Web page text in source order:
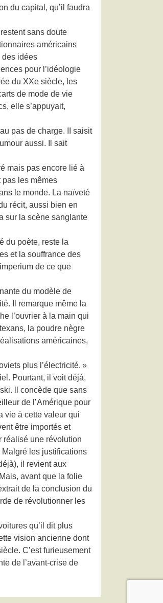
du capital, qu’il faudra
sans doute
américains
des idées
pour l’idéologie
du XXe siècle, les
de mode de vie
elle s’appuyait,
pas de charge. II saisit
aussi. Il sait
mais pas encore lié à
pas les mêmes
le monde. La naïveté
récit, aussi bien en
sur la scène sanglante
du poète, reste la
et la souffrance des
de ce que
du modèle de
Il remarque même la
l’ouvrier à la main qui
la poudre nègre
américaines,
plus l’électricité. »
Pourtant, il voit déjà,
ll concède que sans
de l’Amérique pour
vie à cette valeur qui
être importés et
réalisé une révolution
les justifications
il revient aux
avant que la folie
de la conclusion du
de révolutionner les
qu’il dit plus
vision ancienne dont
C’est furieusement
de l’avant-crise de